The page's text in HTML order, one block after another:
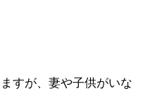
すが、妻や子供がいな